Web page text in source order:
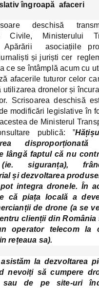
îngroapă afaceri
deschisă
Civile, Ministerului
Apărării asociațiile
și juriști cer
ce se întâmplă acum cu
afacerile tuturor celor
utilizarea dronelor și
Scrisoarea deschisă
modificări legislative în
de Ministerul
publică: ”
lângă faptul că nu
siguranța),
și dezvoltarea
integra dronele. În
că piața locală a
de drone (a se
clienții din România
operator telecom la
rețeaua sa).
la dezvoltarea
nevoiți să cumpere
sau de pe site-uri